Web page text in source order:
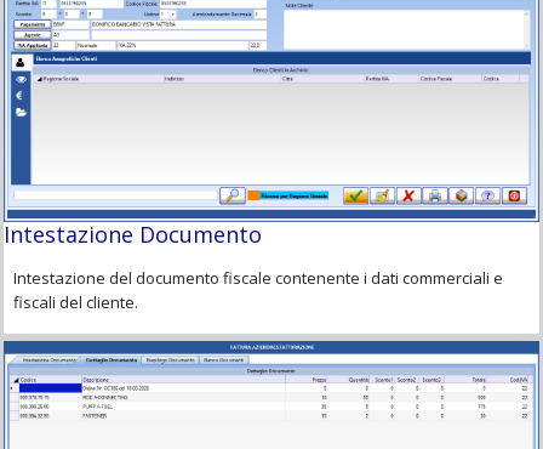
Intestazione Documento
Intestazione del documento fiscale contenente i dati commerciali e
fiscali del cliente.